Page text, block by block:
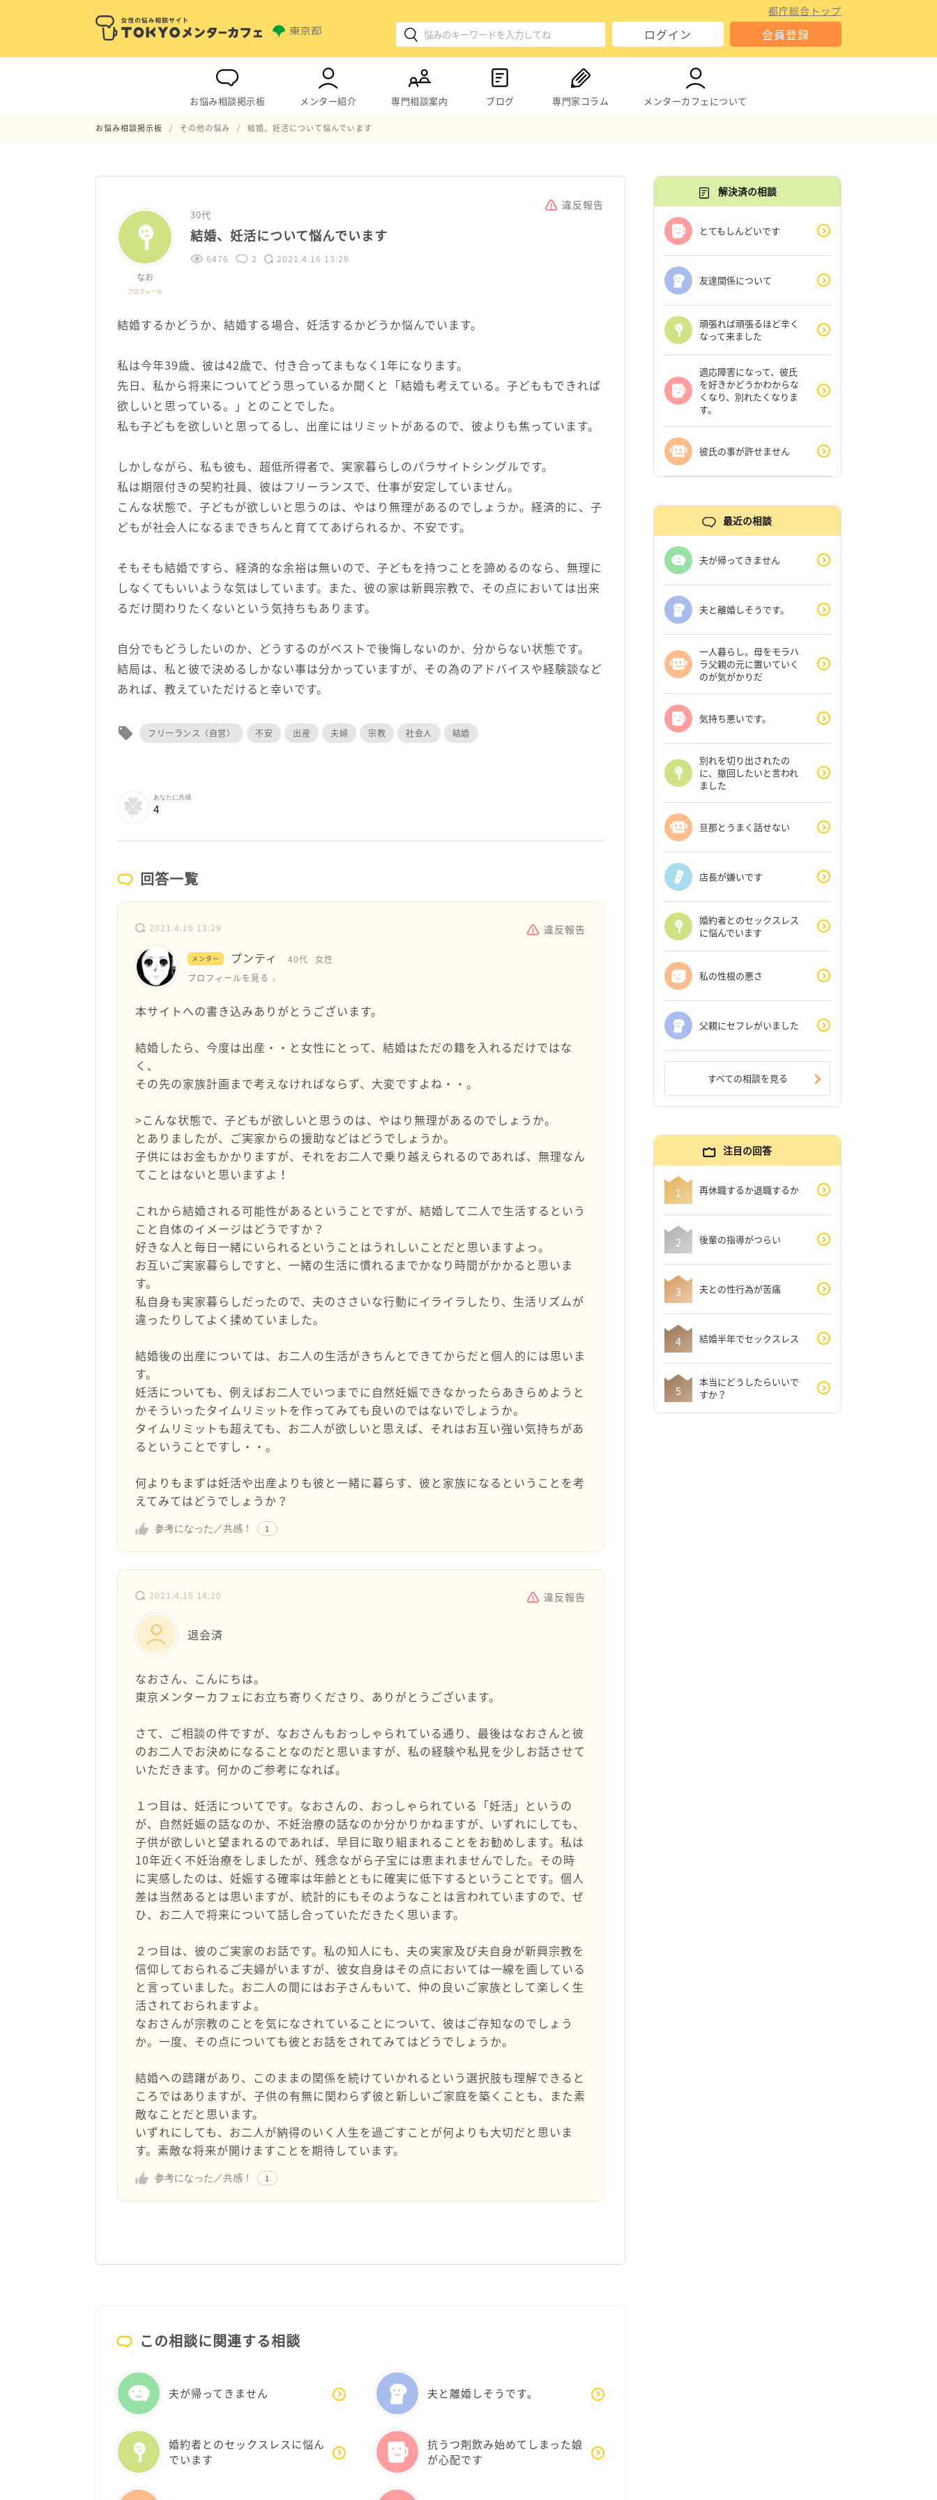
都庁総合トップ
ログイン 会員登録
お悩み相談掲示板 メンター紹介 専門相談案内 ブログ 専門家コラム メンターカフェについて
お悩み相談掲示板 その他の悩み 結婚、妊活について悩んでいます
違反報告
なお
プロフィール
30代
結婚、妊活について悩んでいます
6476 2 2021.4.16 13:29
結婚するかどうか、結婚する場合、妊活するかどうか悩んでいます。
私は今年39歳、彼は42歳で、付き合ってまもなく1年になります。
先日、私から将来についてどう思っているか聞くと「結婚も考えている。子どももできれば
欲しいと思っている。」とのことでした。
私も子どもを欲しいと思ってるし、出産にはリミットがあるので、彼よりも焦っています。
しかしながら、私も彼も、超低所得者で、実家暮らしのパラサイトシングルです。
私は期限付きの契約社員、彼はフリーランスで、仕事が安定していません。
こんな状態で、子どもが欲しいと思うのは、やはり無理があるのでしょうか。経済的に、子
どもが社会人になるまできちんと育ててあげられるか、不安です。
そもそも結婚ですら、経済的な余裕は無いので、子どもを持つことを諦めるのなら、無理に
しなくてもいいような気はしています。また、彼の家は新興宗教で、その点においては出来
るだけ関わりたくないという気持ちもあります。
自分でもどうしたいのか、どうするのがベストで後悔しないのか、分からない状態です。
結局は、私と彼で決めるしかない事は分かっていますが、その為のアドバイスや経験談など
あれば、教えていただけると幸いです。
local_offer フリーランス（自営） 不安 出産 夫婦 宗教 社会人 結婚
あなたに共感
4
回答一覧
2021.4.16 13:29 違反報告
メンター プンティ 40代
女性
プロフィールを見る
本サイトへの書き込みありがとうございます。
結婚したら、今度は出産・・と女性にとって、結婚はただの籍を入れるだけではな
く、
その先の家族計画まで考えなければならず、大変ですよね・・。
>こんな状態で、子どもが欲しいと思うのは、やはり無理があるのでしょうか。
とありましたが、ご実家からの援助などはどうでしょうか。
子供にはお金もかかりますが、それをお二人で乗り越えられるのであれば、無理なん
てことはないと思いますよ！
これから結婚される可能性があるということですが、結婚して二人で生活するという
こと自体のイメージはどうですか？
好きな人と毎日一緒にいられるということはうれしいことだと思いますよっ。
お互いご実家暮らしですと、一緒の生活に慣れるまでかなり時間がかかると思いま
す。
私自身も実家暮らしだったので、夫のささいな行動にイライラしたり、生活リズムが
違ったりしてよく揉めていました。
結婚後の出産については、お二人の生活がきちんとできてからだと個人的には思いま
す。
妊活についても、例えばお二人でいつまでに自然妊娠できなかったらあきらめようと
かそういったタイムリミットを作ってみても良いのではないでしょうか。
タイムリミットも超えても、お二人が欲しいと思えば、それはお互い強い気持ちがあ
るということですし・・。
何よりもまずは妊活や出産よりも彼と一緒に暮らす、彼と家族になるということを考
えてみてはどうでしょうか？
参考になった／共感！ 1
2021.4.16 14:20 違反報告
退会済
なおさん、こんにちは。
東京メンターカフェにお立ち寄りくださり、ありがとうございます。
さて、ご相談の件ですが、なおさんもおっしゃられている通り、最後はなおさんと彼
のお二人でお決めになることなのだと思いますが、私の経験や私見を少しお話させて
いただきます。何かのご参考になれば。
１つ目は、妊活についてです。なおさんの、おっしゃられている「妊活」というの
が、自然妊娠の話なのか、不妊治療の話なのか分かりかねますが、いずれにしても、
子供が欲しいと望まれるのであれば、早目に取り組まれることをお勧めします。私は
10年近く不妊治療をしましたが、残念ながら子宝には恵まれませんでした。その時
に実感したのは、妊娠する確率は年齢とともに確実に低下するということです。個人
差は当然あるとは思いますが、統計的にもそのようなことは言われていますので、ぜ
ひ、お二人で将来について話し合っていただきたく思います。
２つ目は、彼のご実家のお話です。私の知人にも、夫の実家及び夫自身が新興宗教を
信仰しておられるご夫婦がいますが、彼女自身はその点においては一線を画している
と言っていました。お二人の間にはお子さんもいて、仲の良いご家族として楽しく生
活されておられますよ。
なおさんが宗教のことを気になされていることについて、彼はご存知なのでしょう
か。一度、その点についても彼とお話をされてみてはどうでしょうか。
結婚への躊躇があり、このままの関係を続けていかれるという選択肢も理解できると
ころではありますが、子供の有無に関わらず彼と新しいご家庭を築くことも、また素
敵なことだと思います。
いずれにしても、お二人が納得のいく人生を過ごすことが何よりも大切だと思いま
す。素敵な将来が開けますことを期待しています。
参考になった／共感！ 1
この相談に関連する相談
夫が帰ってきません 夫と離婚しそうです。
婚約者とのセックスレスに悩ん
でいます
抗うつ剤飲み始めてしまった娘
が心配です
解決済の相談
とてもしんどいです
友達関係について
頑張れば頑張るほど辛く
なって来ました
適応障害になって、彼氏
を好きかどうかわからな
くなり、別れたくなりま
す。
彼氏の事が許せません
最近の相談
夫が帰ってきません
夫と離婚しそうです。
一人暮らし。母をモラハ
ラ父親の元に置いていく
のが気がかりだ
気持ち悪いです。
別れを切り出されたの
に、撤回したいと言われ
ました
旦那とうまく話せない
店長が嫌いです
婚約者とのセックスレス
に悩んでいます
私の性根の悪さ
父親にセフレがいました
すべての相談を見る
注目の回答
再休職するか退職するか
後輩の指導がつらい
夫との性行為が苦痛
結婚半年でセックスレス
本当にどうしたらいいで
すか？